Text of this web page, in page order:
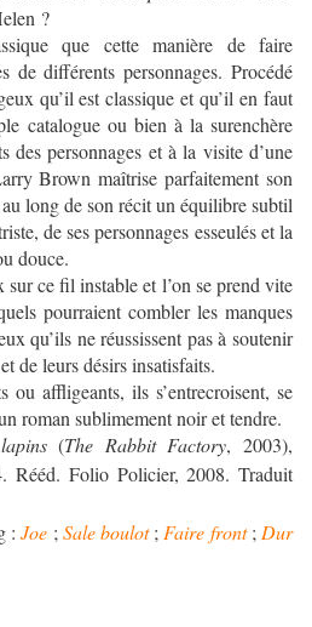
?
que cette manière de faire
de différents personnages. Procédé
qu’il est classique et qu’il en faut
catalogue ou bien à la surenchère
des personnages et à la visite d’une
Brown maîtrise parfaitement son
long de son récit un équilibre subtil
de ses personnages esseulés et la
douce.
ce fil instable et l’on se prend vite
pourraient combler les manques
qu’ils ne réussissent pas à soutenir
de leurs désirs insatisfaits.
ou affligeants, ils s’entrecroisent, se
roman sublimement noir et tendre.
(The Rabbit Factory, 2003),
Rééd. Folio Policier, 2008. Traduit
:Joe ; Sale boulot; Faire front; Dur